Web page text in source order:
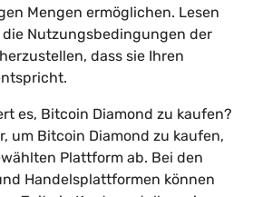
Mengen ermöglichen. Lesen
die Nutzungsbedingungen der
dass sie Ihren
es, Bitcoin Diamond zu kaufen?
um Bitcoin Diamond zu kaufen,
Plattform ab. Bei den
Handelsplattformen können